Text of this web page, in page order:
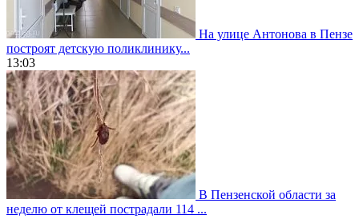
На улице Антонова в Пензе
построят детскую поликлинику...
13:03
В Пензенской области за
неделю от клещей пострадали 114 ...